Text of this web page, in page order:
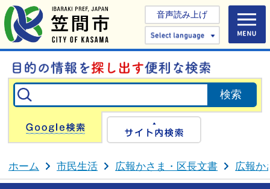
音声読み上げ
Select
Google検索
ホーム 市民生活 広報かさま・区長文書 広報か